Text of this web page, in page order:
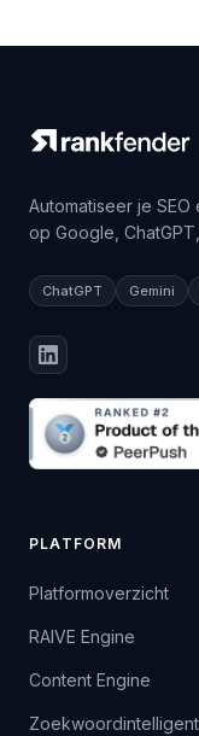
Automatiseer je
op Google,
ChatGPT Gemini
PLATFORM
Platformoverzicht
RAIVE Engine
Content Engine